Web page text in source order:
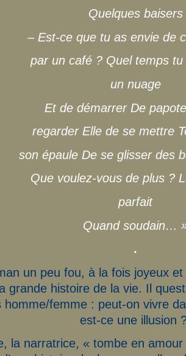
Quelques baisers
– Est-ce que tu as envie de
par un café ? Quel temps
un nuage
Et de démarrer De
regarder Elle de se mettre
son épaule De se glisser des
Que voulez-vous de plus ?
parfait
Quand soudain…
.
un peu fou, à la fois joyeux
grande histoire de la vie. Il
homme/femme : peut-on vivre
est-ce une illusion
la narratrice, « tombe en amour